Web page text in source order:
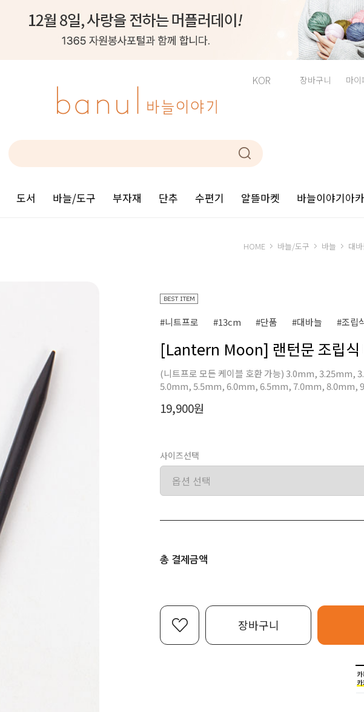
KOR 장바구니 마이
도서 바늘/도구 부자재 단추 수편기 알뜰마켓 바늘이야기아
HOME 바늘/도구 바늘 대
#니트프로 #13cm #단품 #대바늘 #조립
[Lantern Moon] 랜턴문 조립
(니트프로 모든 케이블 호환 가능) 3.0mm,
5.0mm, 5.5mm, 6.0mm, 6.5mm, 7.0mm, 8.0mm,
19,900원
사이즈선택
총 결제금액
장바구니